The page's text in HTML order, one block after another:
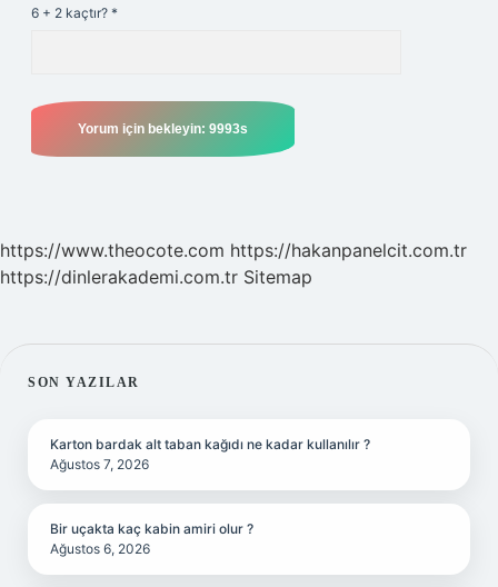
6 + 2 kaçtır? *
https://www.theocote.com https://hakanpanelcit.com.tr
https://dinlerakademi.com.tr Sitemap
SIDEBAR
SON YAZILAR
Karton bardak alt taban kağıdı ne kadar kullanılır ?
Ağustos 7, 2026
Bir uçakta kaç kabin amiri olur ?
Ağustos 6, 2026